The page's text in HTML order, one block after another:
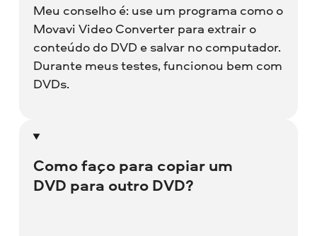
Meu conselho é: use um programa como o
Movavi Video Converter para extrair o
conteúdo do DVD e salvar no computador.
Durante meus testes, funcionou bem com
DVDs.
Como faço para copiar um
DVD para outro DVD?